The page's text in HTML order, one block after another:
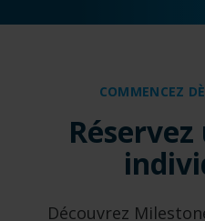
COMMENCEZ
Découvrez